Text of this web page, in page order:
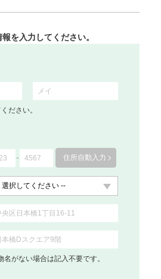
を入力してください。
ださい。
住所自動入力
名がない場合は記入不要です。